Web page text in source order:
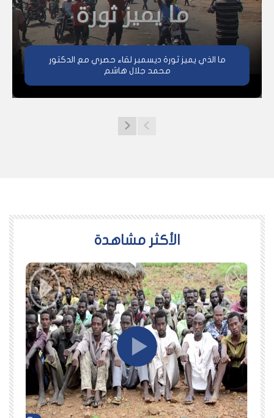
ما الذي يميز ثورة ديسمبر لقاء حصري مع الدكتور
محمد جلال هاشم
اﻷكثر مشاهدة